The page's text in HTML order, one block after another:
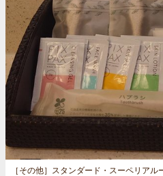
［その他］ スタンダード・スーペリアル